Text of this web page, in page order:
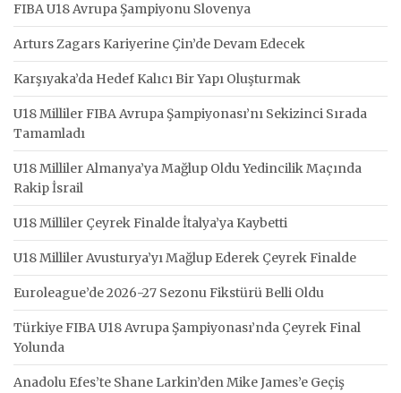
FIBA U18 Avrupa Şampiyonu Slovenya
Arturs Zagars Kariyerine Çin’de Devam Edecek
Karşıyaka’da Hedef Kalıcı Bir Yapı Oluşturmak
U18 Milliler FIBA Avrupa Şampiyonası’nı Sekizinci Sırada
Tamamladı
U18 Milliler Almanya’ya Mağlup Oldu Yedincilik Maçında
Rakip İsrail
U18 Milliler Çeyrek Finalde İtalya’ya Kaybetti
U18 Milliler Avusturya’yı Mağlup Ederek Çeyrek Finalde
Euroleague’de 2026-27 Sezonu Fikstürü Belli Oldu
Türkiye FIBA U18 Avrupa Şampiyonası’nda Çeyrek Final
Yolunda
Anadolu Efes’te Shane Larkin’den Mike James’e Geçiş